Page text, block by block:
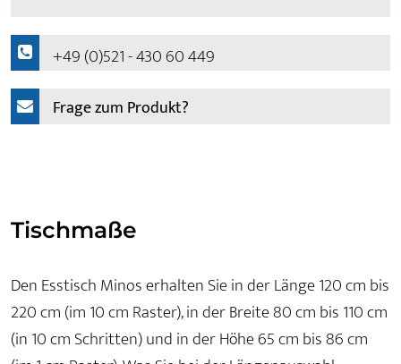
+49 (0)521 - 430 60 449
Frage zum Produkt?
Tischmaße
Den Esstisch Minos erhalten Sie in der Länge 120 cm bis
220 cm (im 10 cm Raster), in der Breite 80 cm bis 110 cm
(in 10 cm Schritten) und in der Höhe 65 cm bis 86 cm